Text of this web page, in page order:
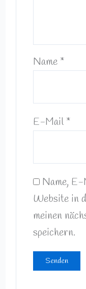
Name *
E-Mail *
Name,
Website in
meinen
speichern.